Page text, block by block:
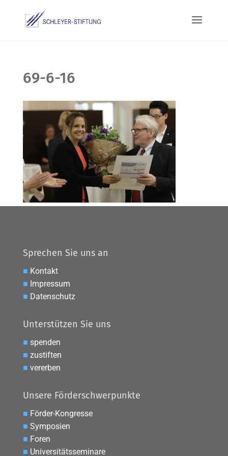
69-6-16
Sprechen Sie uns an
■ Kontakt
■ Impressum
■ Datenschutz
Unterstützen Sie uns
■ spenden
■ zustiften
■ vererben
Unsere Förderschwerpunkte
■ Förder-Kongresse
■ Symposien
■ Foren
■ Universitätsseminare